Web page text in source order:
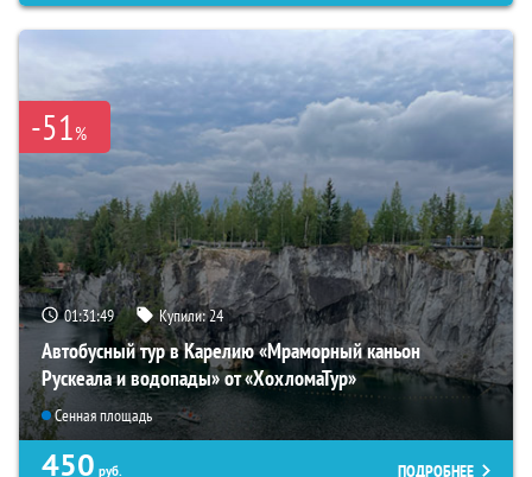
-51%
01:31:48 Купили:24
Автобусный тур в Карелию «Мраморный каньон
Рускеала и водопады» от «ХохломаТур»
Сенная площадь
450 руб. ПОДРОБНЕЕ